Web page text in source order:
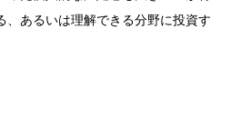
、あるいは理解できる分野に投資す